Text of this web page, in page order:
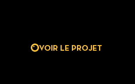
VOIR LE PROJET